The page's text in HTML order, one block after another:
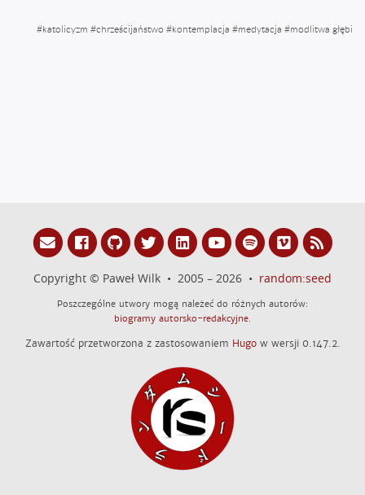
#katolicyzm #chrześcijaństwo #kontemplacja #medytacja #modlitwa głębi
Copyright © Paweł Wilk • 2005 – 2026 • random:seed
Poszczególne utwory mogą należeć do różnych autorów:
biogramy autorsko-redakcyjne.
Zawartość przetworzona z zastosowaniem Hugow wersji 0.147.2.